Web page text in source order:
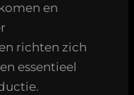
en
richten zich
essentieel